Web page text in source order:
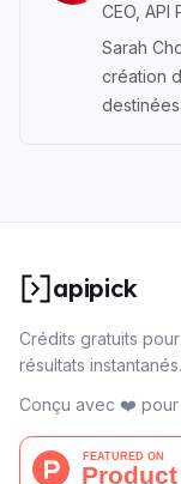
CEO, API
Sarah
création
apipick
Crédits gratuits
résultats instantanés.
Conçu avec ❤️ pour